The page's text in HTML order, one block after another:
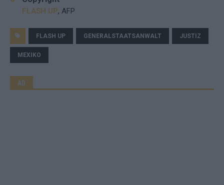
FLASH UP, AFP
FLASH UP GENERALSTAATSANWALT JUSTIZ
MEXIKO
AD